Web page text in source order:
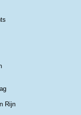
Rijn